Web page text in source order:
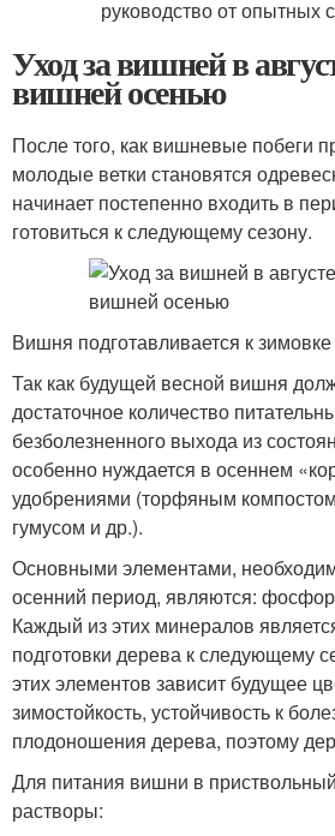
Уход за вишней в
вишней осенью
После того, как вишневые побеги
молодые ветки становятся
начинает постепенно входить в
готовиться к следующему сезону.
Вишня подготавливается к зимовке
Так как будущей весной вишня
достаточное количество
безболезненного выхода из
особенно нуждается в осеннем
удобрениями (торфяным
гумусом и др.).
Основными элементами,
осенний период, являются:
Каждый из этих минералов
подготовки дерева к следующему
этих элементов зависит будущее
зимостойкость, устойчивость к
плодоношения дерева, поэтому
Для питания вишни в
растворы: